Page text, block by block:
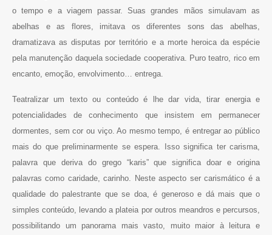
o tempo e a viagem passar. Suas grandes mãos simulavam as
abelhas e as flores, imitava os diferentes sons das abelhas,
dramatizava as disputas por território e a morte heroica da espécie
pela manutenção daquela sociedade cooperativa. Puro teatro, rico em
encanto, emoção, envolvimento… entrega.
Teatralizar um texto ou conteúdo é lhe dar vida, tirar energia e
potencialidades de conhecimento que insistem em permanecer
dormentes, sem cor ou viço. Ao mesmo tempo, é entregar ao público
mais do que preliminarmente se espera. Isso significa ter carisma,
palavra que deriva do grego “karis” que significa doar e origina
palavras como caridade, carinho. Neste aspecto ser carismático é a
qualidade do palestrante que se doa, é generoso e dá mais que o
simples conteúdo, levando a plateia por outros meandros e percursos,
possibilitando um panorama mais vasto, muito maior à leitura e